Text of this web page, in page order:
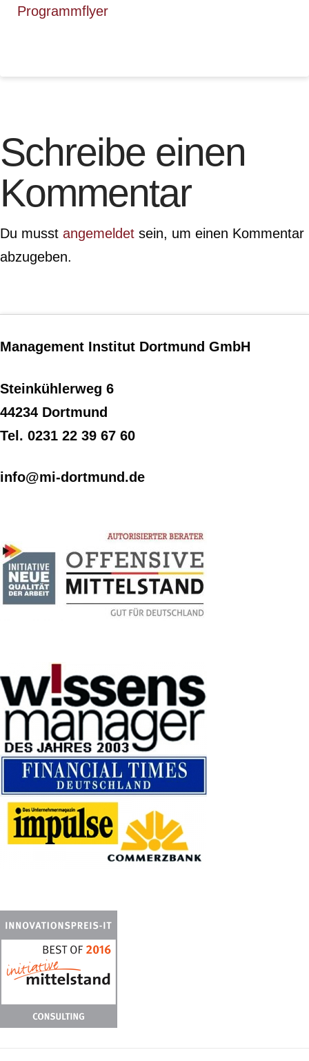
Programmflyer
Schreibe einen
Kommentar
Du musst angemeldet sein, um einen Kommentar
abzugeben.
Management Institut Dortmund GmbH
Steinkühlerweg 6
44234 Dortmund
Tel. 0231 22 39 67 60
info@mi-dortmund.de